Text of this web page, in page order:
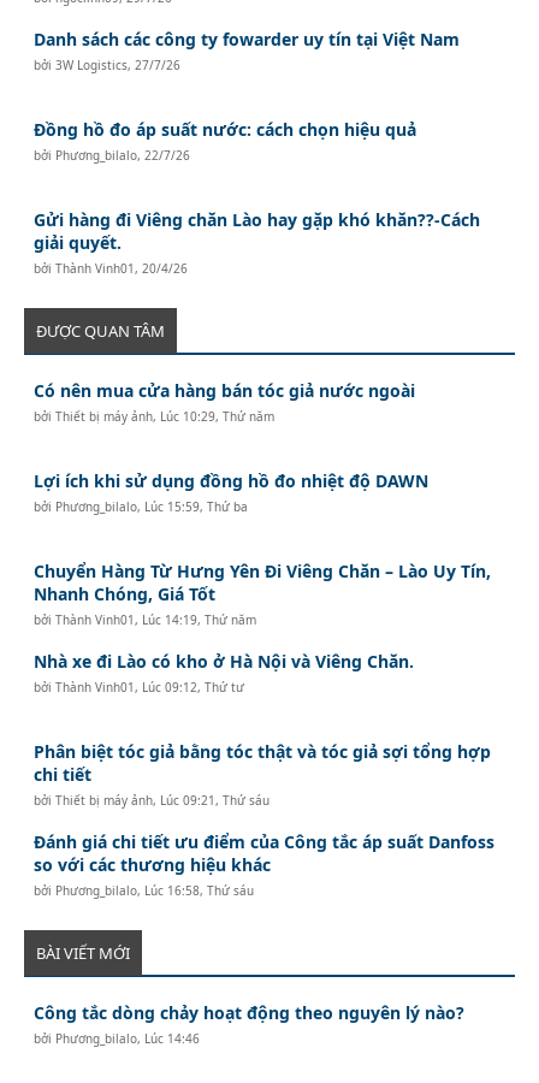
Danh sách các công ty fowarder uy tín tại Việt Nam
bởi3W Logistics, 27/7/26
Đồng hồ đo áp suất nước: cách chọn hiệu quả
bởi Phương_bilalo, 22/7/26
Gửi hàng đi Viêng chăn Lào hay gặp khó khăn??-Cách
giải quyết.
bởiThành Vinh01 , 20/4/26
ĐƯỢC QUAN TÂM
Có nên mua cửa hàng bán tóc giả nước ngoài
bởiThiết bị máy ảnh, Lúc 10:29, Thứ năm
Lợi ích khi sử dụng đồng hồ đo nhiệt độ DAWN
bởi Phương_bilalo, Lúc 15:59, Thứ ba
Chuyển Hàng Từ Hưng Yên Đi Viêng Chăn – Lào Uy Tín,
Nhanh Chóng, Giá Tốt
bởiThành Vinh01 , Lúc 14:19, Thứ năm
Nhà xe đi Lào có kho ở Hà Nội và Viêng Chăn.
bởiThành Vinh01 , Lúc 09:12, Thứ tư
Phân biệt tóc giả bằng tóc thật và tóc giả sợi tổng hợp
chi tiết
bởiThiết bị máy ảnh, Lúc 09:21, Thứ sáu
Đánh giá chi tiết ưu điểm của Công tắc áp suất Danfoss
so với các thương hiệu khác
bởi Phương_bilalo, Lúc 16:58, Thứ sáu
BÀI VIẾT MỚI
Công tắc dòng chảy hoạt động theo nguyên lý nào?
bởi Phương_bilalo, Lúc 14:46